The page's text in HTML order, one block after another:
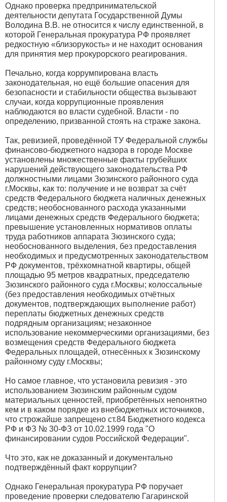
Однако проверка предпринимательской
деятельности депутата Государственной Думы
Володина В.В. не относится к числу единственной, в
которой Генеральная прокуратура РФ проявляет
редкостную «близорукость» и не находит основания
для принятия мер прокурорского реагирования.
Печально, когда коррумпирована власть
законодательная, но ещё большие опасения для
безопасности и стабильности общества вызывают
случаи, когда коррупционные проявления
наблюдаются во власти судебной. Власти - по
определению, призванной стоять на страже закона.
Так, ревизией, проведённой ТУ Федеральной службы
финансово-бюджетного надзора в городе Москве
установлены множественные факты грубейших
нарушений действующего законодательства РФ
должностными лицами Зюзинского районного суда
г.Москвы, как то: получение и не возврат за счёт
средств Федерального бюджета наличных денежных
средств; необоснованного расхода указанными
лицами денежных средств Федерального бюджета;
превышение установленных нормативов оплаты
труда работников аппарата Зюзинского суда;
необоснованного выделения, без предоставления
необходимых и предусмотренных законодательством
РФ документов, трёхкомнатной квартиры, общей
площадью 95 метров квадратных, председателю
Зюзинского районного суда г.Москвы; колоссальные
(без предоставления необходимых отчётных
документов, подтверждающих выполнение работ)
переплаты бюджетных денежных средств
подрядным организациям; незаконное
использование некоммерческими организациями, без
возмещения средств Федерального бюджета
Федеральных площадей, отнесённых к Зюзинскому
районному суду г.Москвы;
Но самое главное, что установила ревизия - это
использованием Зюзинским районным судом
материальных ценностей, приобретённых непонятно
кем и в каком порядке из внебюджетных источников,
что строжайше запрещено ст.84 Бюджетного кодекса
РФ и ФЗ № 30-ФЗ от 10.02.1999 года "О
финансировании судов Российской Федерации".
Что это, как не доказанный и документально
подтверждённый факт коррупции?
Однако Генеральная прокуратура РФ поручает
проведение проверки следователю Гагаринской